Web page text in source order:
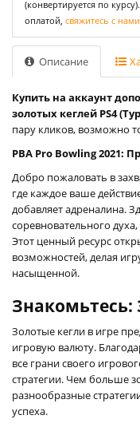
(конвертируется по
оплатой, свяжитесь с
Описание
Купить на аккаунт
золотых кеглей PS4
пару кликов, возможно
PBA Pro Bowling 2021:
Добро пожаловать в
где каждое ваше
добавляет адреналина.
соревновательного
Этот ценный ресурс
возможностей, делая
насыщенной.
Знакомьтесь:
Золотые кегли в игре
игровую валюту.
все грани своего
стратегии. Чем больше
разнообразные
успеха.